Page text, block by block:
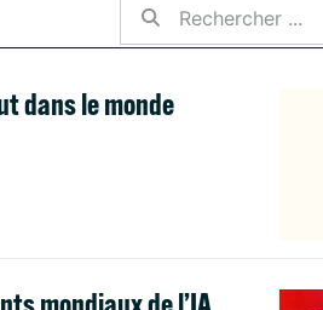
dans le monde